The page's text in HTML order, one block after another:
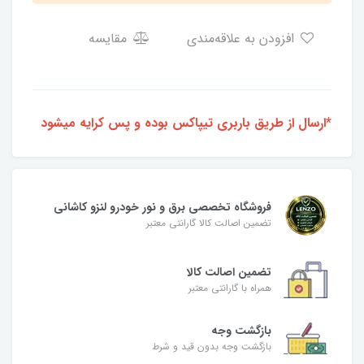
مقایسه
*ارسال از طریق باربری تیپاکس بوده و پس کرایه میشود
فروشگاه تخصصی برق و نور خودرو لنزو کاشانی
تضمین اصالت کالا گارانتی معتبر
تضمین اصالت کالا
همراه با گارانتی معتبر
بازگشت وجه
بازگشت وجه بدون قید و شرط